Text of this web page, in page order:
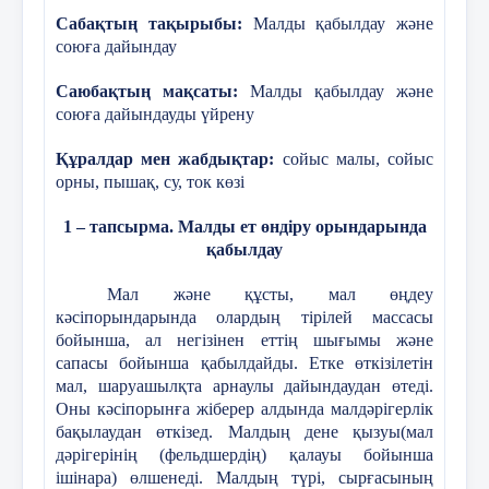
Мысалдармен жұмыс Оқушыларға натурал
мысалдар беріледі. Қосу және азайту
амалдары бойынша практикалық есептер
шығарылады. Көбейту мен бөлу амалдарына
арқылы оқушылар өз білімдерін бекітіп,
дағдыларын дамытады. Оқушылардың бір-
бірімен тәжірибе алмасуы - сабақтың
арқылы оқушылар математикалық дағдыларын
жетілдіреді. Оқушылардың қызығушылығын
арттыру үшін түрлі ойын элементтері енгізіледі.
Мысалдармен жұмыс жасау - математиканы
меңгерудің маңызды бөлігі. Оқушылар өз
білімдерін практикада қолдана алады.
10 слайд
Сабақтың тақырыбы:
Малды қабылдау және
союға дайындау
Саюбақтың мақсаты:
Малды қабылдау және
союға дайындауды үйрену
Құралдар мен жабдықтар: сойыс малы, сойыс
орны, пышақ, су, ток көзі
1 – тапсырма. Малды ет өндіру орындарында
қабылдау
Мал және құсты, мал өңдеу
кәсіпорындарында олардың тірілей массасы
бойынша, ал негізінен еттің шығымы және
сапасы бойынша қабылдайды. Етке өткізілетін
мал, шаруашылқта арнаулы дайындаудан өтеді.
Оны кәсіпорынға жіберер алдында малдәрігерлік
бақылаудан өткізед. Малдың дене қызуы(мал
дәрігерінің (фельдшердің) қалауы бойынша
ішінара) өлшенеді. Малдың түрі, сырғасының